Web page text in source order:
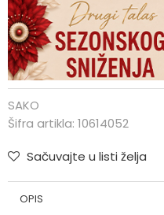
SAKO
Šifra artikla: 10614052
Sačuvajte u listi želja
OPIS